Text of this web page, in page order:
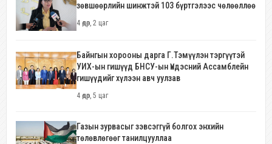
зөвшөөрлийн шинжтэй 103 бүртгэлээс чөлөөллөө
4 өдөр, 2 цаг
Байнгын хорооны дарга Г.Тэмүүлэн тэргүүтэй
УИХ-ын гишүүд БНСУ-ын Үндэсний Ассамблейн
гишүүдийг хүлээн авч уулзав
4 өдөр, 5 цаг
Газын зурвасыг зэвсэггүй болгох энхийн
төлөвлөгөөг танилцууллаа